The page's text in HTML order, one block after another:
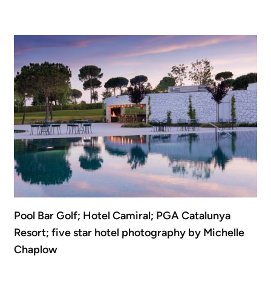
Pool Bar Golf; Hotel Camiral; PGA Catalunya
Resort; five star hotel photography by Michelle
Chaplow